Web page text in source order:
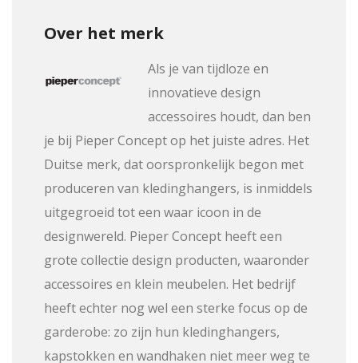
Over het merk
Als je van tijdloze en
innovatieve design
accessoires houdt, dan ben
je bij Pieper Concept op het juiste adres. Het
Duitse merk, dat oorspronkelijk begon met
produceren van kledinghangers, is inmiddels
uitgegroeid tot een waar icoon in de
designwereld. Pieper Concept heeft een
grote collectie design producten, waaronder
accessoires en klein meubelen. Het bedrijf
heeft echter nog wel een sterke focus op de
garderobe: zo zijn hun kledinghangers,
kapstokken en wandhaken niet meer weg te